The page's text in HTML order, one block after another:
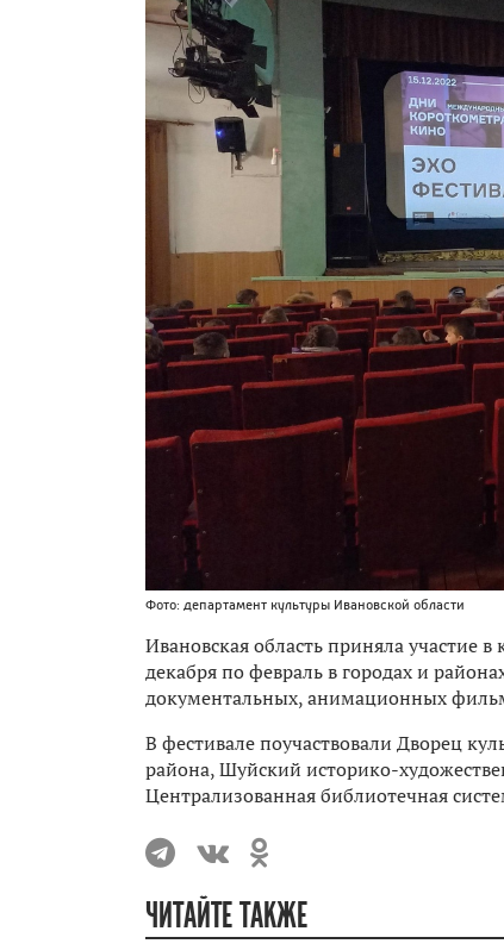
Фото: департамент культуры Ивановской области
Ивановская область приняла участие
декабря по февраль в городах и
документальных, анимационных
В фестивале поучаствовали Дворец
района, Шуйский историко-
Централизованная библиотечная
ЧИТАЙТЕ ТАКЖЕ